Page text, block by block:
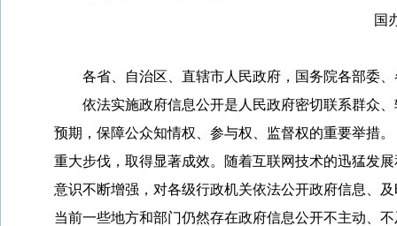
国
各省、自治区、直辖市人民政府，国务院各部委、
依法实施政府信息公开是人民政府密切联系群众、
预期，保障公众知情权、参与权、监督权的重要举措
重大步伐，取得显著成效。随着互联网技术的迅猛发
意识不断增强，对各级行政机关依法公开政府信息、
当前一些地方和部门仍然存在政府信息公开不主动、